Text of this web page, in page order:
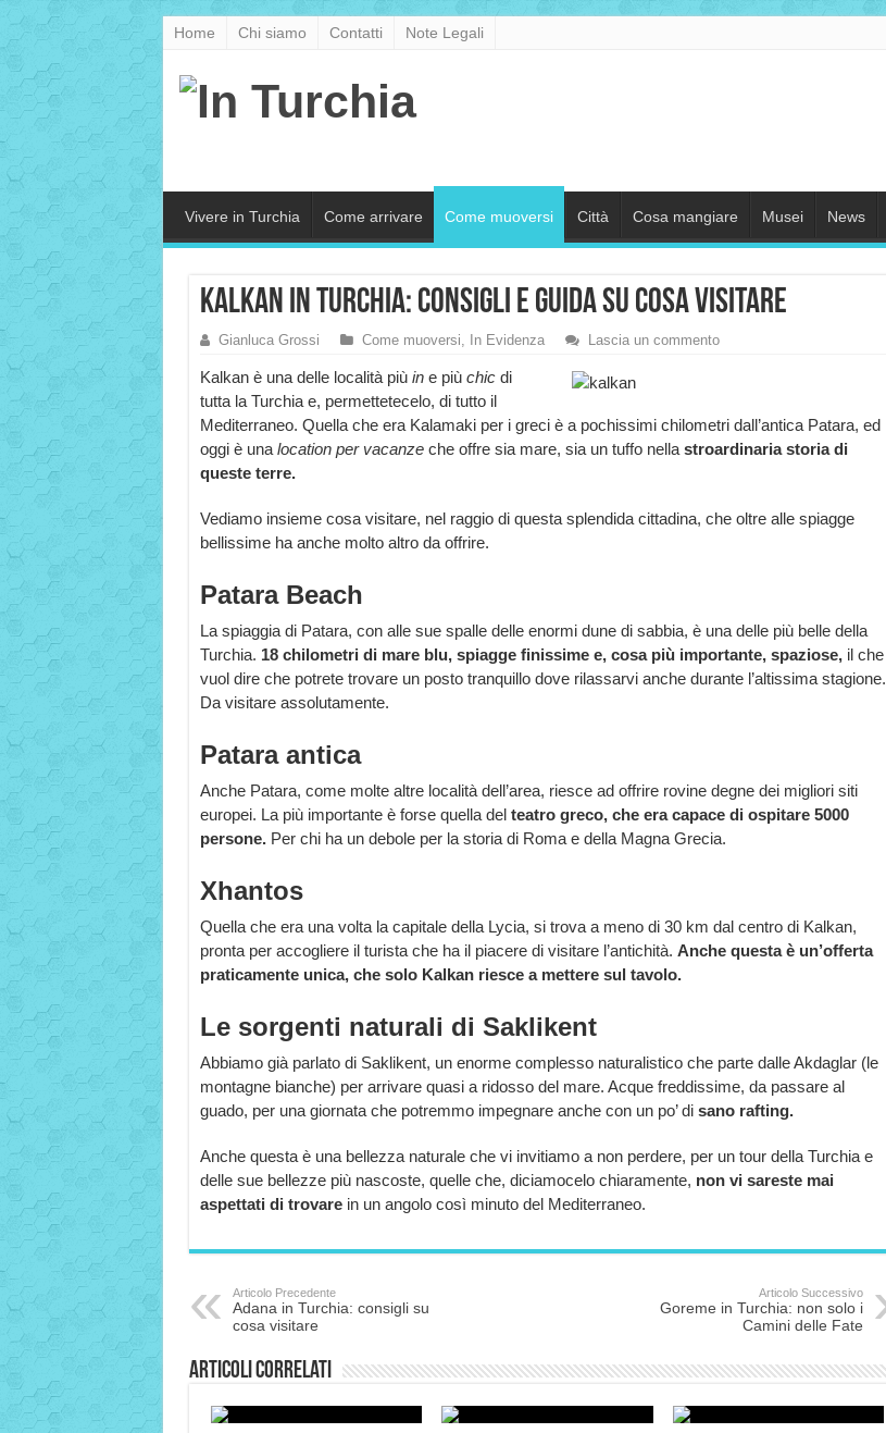
Home Chi siamo Contatti Note Legali
Vivere in Turchia Come arrivare Come muoversi Città Cosa mangiare Musei News
Kalkan in Turchia: consigli e guida su cosa visitare
Gianluca Grossi Come muoversi, In Evidenza Lascia un commento
Kalkan è una delle località più in e più chicdi
tutta la Turchia e, permettetecelo, di tutto il
Mediterraneo. Quella che era Kalamaki per i greci è a pochissimi chilometri dall’antica Patara, ed
oggi è una location per vacanzeche offre sia mare, sia un tuffo nellastroardinaria storia di
queste terre.
Vediamo insieme cosa visitare, nel raggio di questa splendida cittadina, che oltre alle spiagge
bellissime ha anche molto altro da offrire.
Patara Beach
La spiaggia di Patara, con alle sue spalle delle enormi dune di sabbia, è una delle più belle della
Turchia. 18 chilometri di mare blu, spiagge finissime e, cosa più importante, spaziose,il che
vuol dire che potrete trovare un posto tranquillo dove rilassarvi anche durante l’altissima stagione.
Da visitare assolutamente.
Patara antica
Anche Patara, come molte altre località dell’area, riesce ad offrire rovine degne dei migliori siti
europei. La più importante è forse quella delteatro greco, che era capace di ospitare 5000
persone.Per chi ha un debole per la storia di Roma e della Magna Grecia.
Xhantos
Quella che era una volta la capitale della Lycia, si trova a meno di 30 km dal centro di Kalkan,
pronta per accogliere il turista che ha il piacere di visitare l’antichità. Anche questa è un’offerta
praticamente unica, che solo Kalkan riesce a mettere sul tavolo.
Le sorgenti naturali di Saklikent
Abbiamo già parlato di Saklikent, un enorme complesso naturalistico che parte dalle Akdaglar (le
montagne bianche) per arrivare quasi a ridosso del mare. Acque freddissime, da passare al
guado, per una giornata che potremmo impegnare anche con un po’ di sano rafting.
Anche questa è una bellezza naturale che vi invitiamo a non perdere, per un tour della Turchia e
delle sue bellezze più nascoste, quelle che, diciamocelo chiaramente, non vi sareste mai
aspettati di trovarein un angolo così minuto del Mediterraneo.
Articolo Precedente
Adana in Turchia: consigli su
cosa visitare
Articolo Successivo
Goreme in Turchia: non solo i
Camini delle Fate
Articoli correlati